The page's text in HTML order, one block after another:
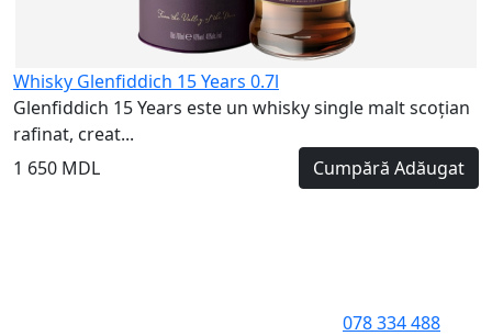
Whisky Glenfiddich 15 Years 0.7l
Glenfiddich 15 Years este un whisky single malt scoțian
rafinat, creat...
1 650 MDL
Cumpără Adăugat
078 334 488